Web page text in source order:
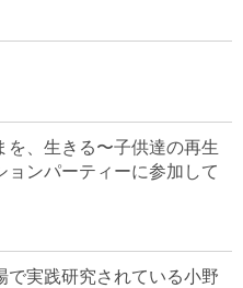
を、生きる〜子供達の再生
ョンパーティーに参加して
で実践研究されている小野